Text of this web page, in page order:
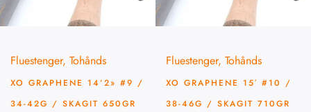
Fluestenger, Tohånds
XO GRAPHENE 14’2» #9 /
34-42G / SKAGIT 650GR
Fluestenger, Tohånds
XO GRAPHENE 15′ #10 /
38-46G / SKAGIT 710GR